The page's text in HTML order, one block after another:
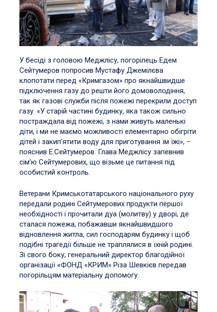
У бесіді з головою Меджлісу, погорілець Едем
Сейтумеров попросив Мустафу Джемілєва
клопотати перед «Кримгазом» про якнайшвидше
підключення газу до решти його домоволодіння,
так як газові служби після пожежі перекрили доступ
газу. «У старій частині будинку, яка також сильно
постраждала від пожежі, з нами живуть маленькі
діти, і ми не маємо можливості елементарно обігріти
дітей і закип’ятити воду для приготування їм їжі», –
пояснив Е.Сейтумеров. Глава Меджлісу запевнив
сім’ю Сейтумерових, що візьме це питання під
особистий контроль.
Ветерани Кримськотатарського національного руху
передали родині Сейтумерових продукти першої
необхідності і прочитали дуа (молитву) у дворі, де
сталася пожежа, побажавши якнайшвидшого
відновлення житла, сил господарям будинку і щоб
подібні трагедії більше не траплялися в їхній родині.
Зі свого боку, генеральний директор благодійної
організації «ФОНД «КРИМ» Різа Шевкієв передав
погорільцям матеріальну допомогу.